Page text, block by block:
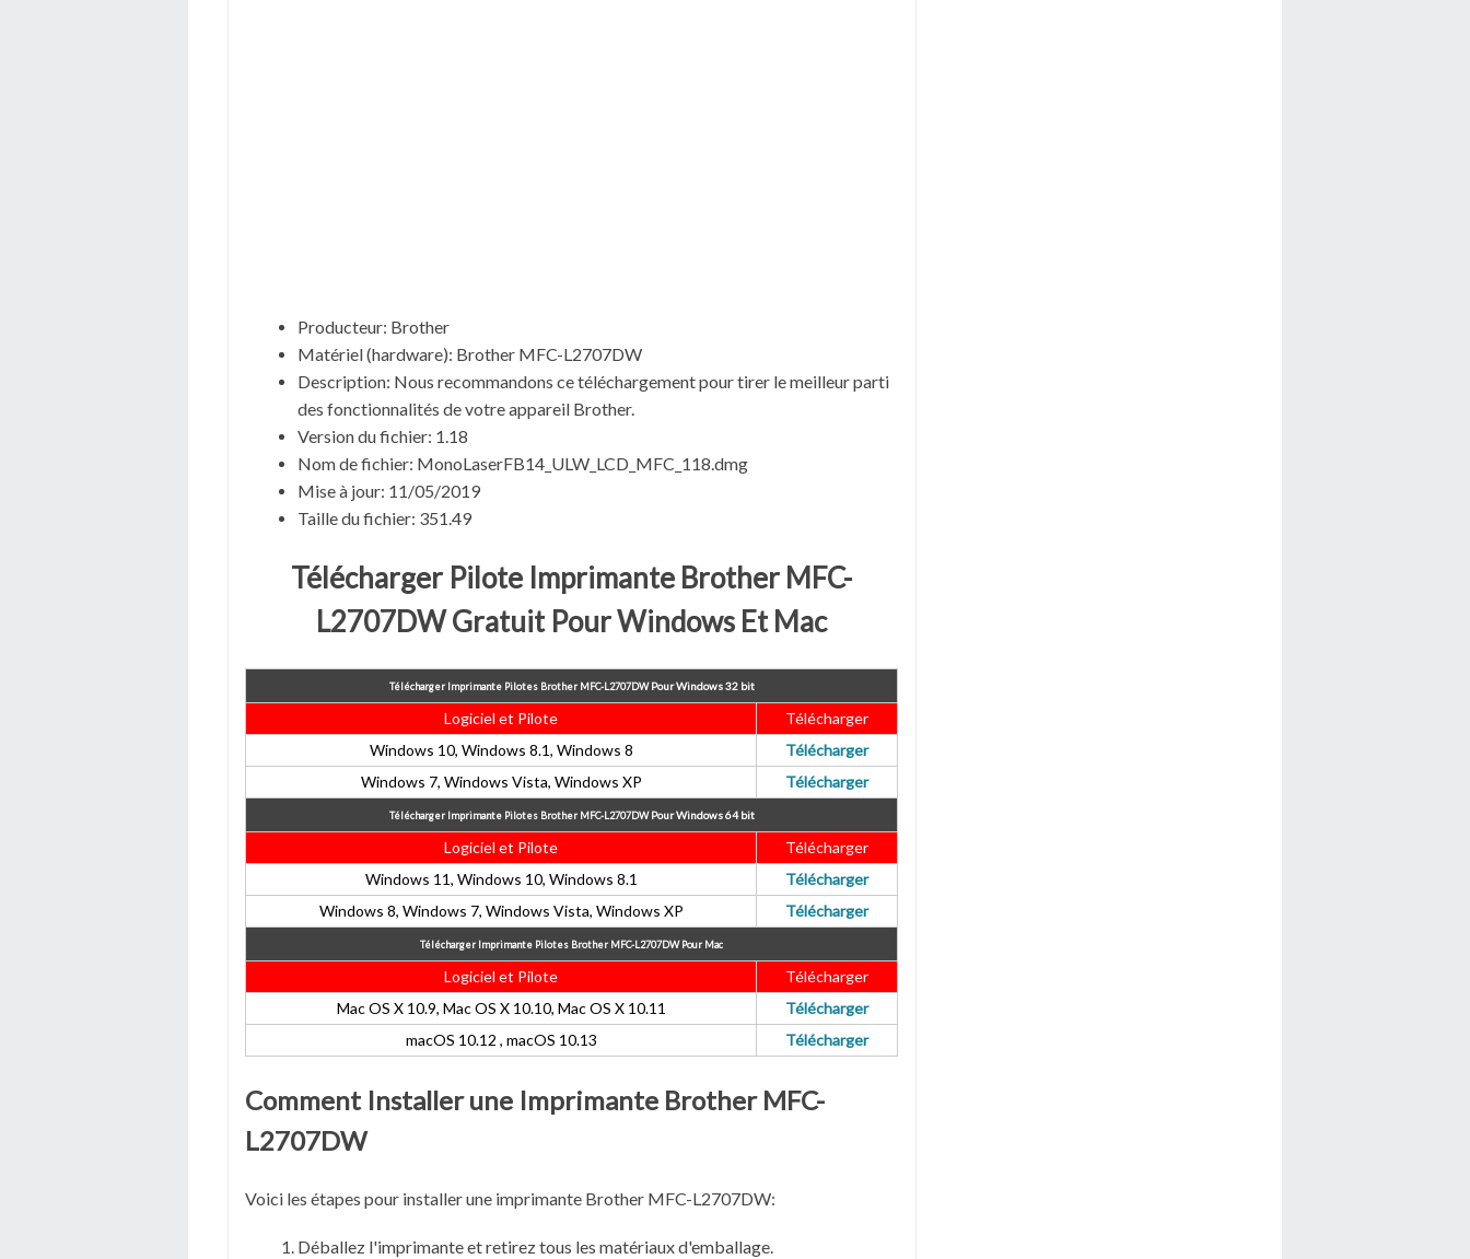
Producteur: Brother
Matériel (hardware): Brother MFC-L2707DW
Description: Nous recommandons ce téléchargement pour tirer le meilleur parti
des fonctionnalités de votre appareil Brother.
Version du fichier: 1.18
Nom de fichier: MonoLaserFB14_ULW_LCD_MFC_118.dmg
Mise à jour: 11/05/2019
Taille du fichier: 351.49
Télécharger Pilote Imprimante Brother MFC-
L2707DW Gratuit Pour Windows Et Mac
Télécharger Imprimante Pilotes Brother MFC-L2707DWPourWindows 32 bit
Logiciel et Pilote
Télécharger
Windows 10, Windows 8.1, Windows 8
Télécharger
Windows 7, Windows Vista, Windows XP
Télécharger
Télécharger Imprimante Pilotes Brother MFC-L2707DWPourWindows 64 bit
Logiciel et Pilote
Télécharger
Windows 11, Windows 10, Windows 8.1
Télécharger
Windows 8, Windows 7, Windows Vista, Windows XP
Télécharger
Télécharger Imprimante Pilotes Brother MFC-L2707DWPour Mac
Logiciel et Pilote
Télécharger
Mac OS X 10.9, Mac OS X 10.10, Mac OS X 10.11
Télécharger
macOS 10.12 , macOS 10.13
Télécharger
Comment Installer une Imprimante Brother MFC-
L2707DW
Voici les étapes pour installer une imprimante Brother MFC-L2707DW:
Déballez l'imprimante et retirez tous les matériaux d'emballage.